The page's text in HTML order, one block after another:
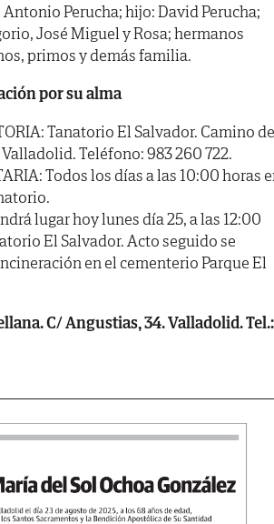
Antonio Perucha; hijo: David Perucha;
José Miguel y Rosa; hermanos
primos y demás familia.
por su alma
Tanatorio El Salvador. Camino
Teléfono: 983 260 722.
Todos los días a las 10:00 horas
lugar hoy lunes día 25, a las 12:00
El Salvador. Acto seguido se
en el cementerio Parque El
C/ Angustias, 34. Valladolid. Tel.: